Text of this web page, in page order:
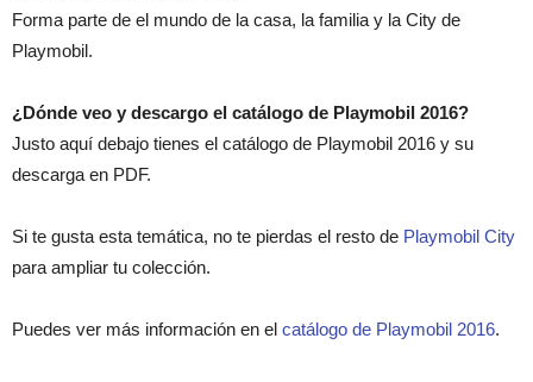
Forma parte de el mundo de la casa, la familia y la City de
Playmobil.
¿Dónde veo y descargo el catálogo de Playmobil 2016?
Justo aquí debajo tienes el catálogo de Playmobil 2016 y su
descarga en PDF.
Si te gusta esta temática, no te pierdas el resto de Playmobil City
para ampliar tu colección.
Puedes ver más información en el catálogo de Playmobil 2016.